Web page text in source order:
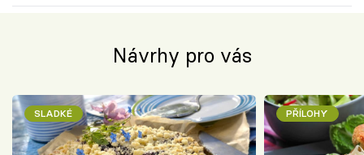
Návrhy pro vás
SLADKÉ PŘÍLOHY